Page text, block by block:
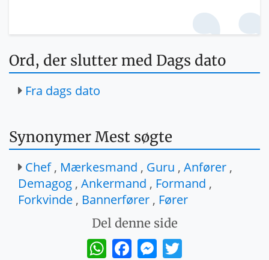
Ord, der slutter med Dags dato
Fra dags dato
Synonymer Mest søgte
Chef, Mærkesmand , Guru , Anfører ,
Demagog , Ankermand , Formand ,
Forkvinde , Bannerfører , Fører
Del denne side
WhatsAppFacebookMessenger